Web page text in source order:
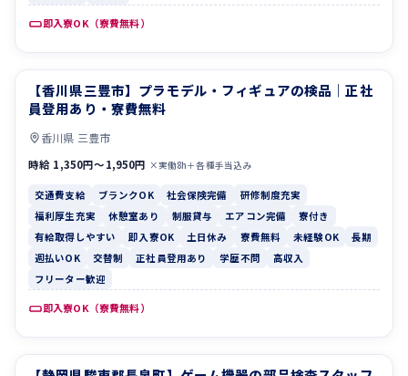
即入寮OK（寮費無料）
交通費支給 ブランクOK
【香川県三豊市】プラモデル・フィギュアの検品｜正社
員登用あり・寮費無料
香川県 三豊市
時給 1,350円〜1,950円 ×実働8h＋各種手当込み
交通費支給 ブランクOK 社会保険完備
研修制度充実
福利厚生充実
休憩室あり 制服貸与 エアコン完備
寮付き
有給取得しやすい
即入寮OK 土日休み 寮費無料 未経験OK
長期
週払いOK
交替制 正社員登用あり 学歴不問
高収入
フリーター歓迎
即入寮OK（寮費無料）
休憩室あり 制服貸与